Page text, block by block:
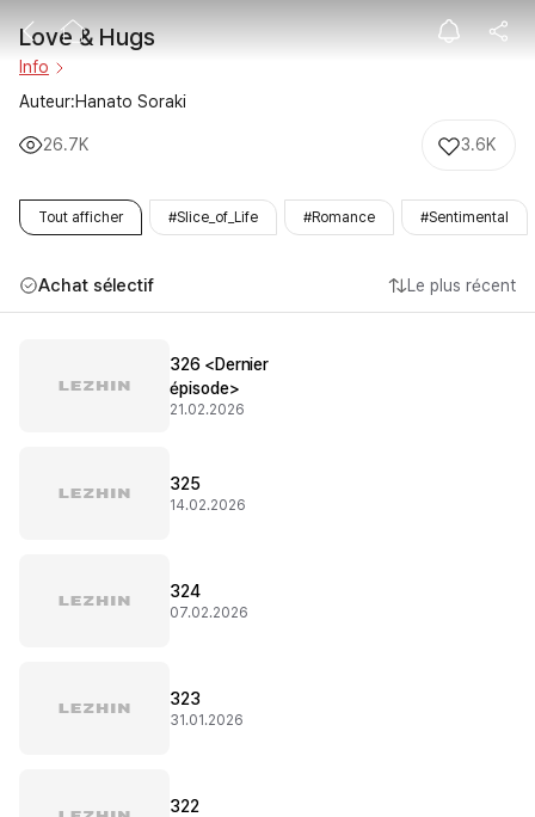
Love & Hugs
Love & Hugs
Info
Auteur:Hanato Soraki
26.7K 3.6K
Tout afficher #Slice_of_Life #Romance #Sentimental
Achat sélectif Le plus récent
326 <Dernier
épisode>
21.02.2026
325
14.02.2026
324
07.02.2026
323
31.01.2026
322